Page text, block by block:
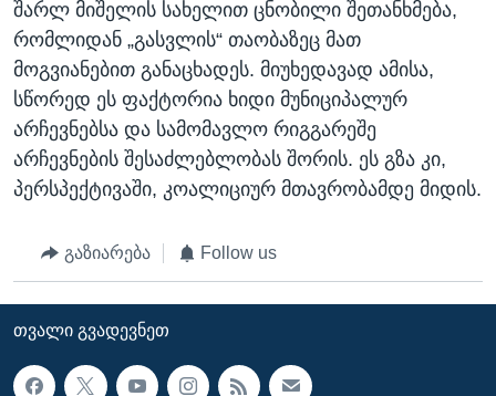
შარლ მიშელის სახელით ცნობილი შეთანხმება,
რომლიდან „გასვლის“ თაობაზეც მათ
მოგვიანებით განაცხადეს. მიუხედავად ამისა,
სწორედ ეს ფაქტორია ხიდი მუნიციპალურ
არჩევნებსა და სამომავლო რიგგარეშე
არჩევნების შესაძლებლობას შორის. ეს გზა კი,
პერსპექტივაში, კოალიციურ მთავრობამდე მიდის.
გაზიარება Follow us
ᲗᲕᲐᲚᲘ ᲒᲕᲐᲓᲔᲕᲜᲔᲗ